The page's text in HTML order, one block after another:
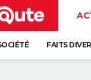
FAITS